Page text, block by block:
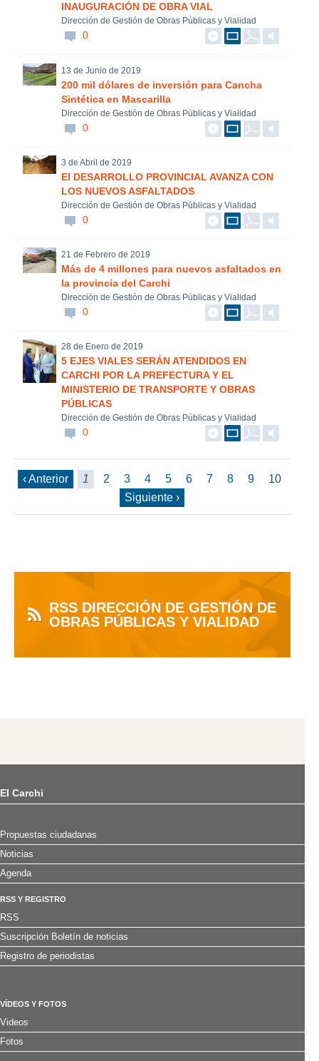
INAUGURACIÓN DE OBRA VIAL
Dirección de Gestión de Obras Públicas y Vialidad
0
13 de Junio de 2019
200 mil dólares de inversión para Cancha
Sintética en Mascarilla
Dirección de Gestión de Obras Públicas y Vialidad
0
3 de Abril de 2019
El DESARROLLO PROVINCIAL AVANZA CON
LOS NUEVOS ASFALTADOS
Dirección de Gestión de Obras Públicas y Vialidad
0
21 de Febrero de 2019
Más de 4 millones para nuevos asfaltados en
la provincia del Carchi
Dirección de Gestión de Obras Públicas y Vialidad
0
28 de Enero de 2019
5 EJES VIALES SERÁN ATENDIDOS EN
CARCHI POR LA PREFECTURA Y EL
MINISTERIO DE TRANSPORTE Y OBRAS
PÚBLICAS
Dirección de Gestión de Obras Públicas y Vialidad
0
‹ Anterior 1 2 3 4 5 6 7 8 9
10
Siguiente ›
RSS DIRECCIÓN DE GESTIÓN DE
OBRAS PÚBLICAS Y VIALIDAD
El Carchi
Propuestas ciudadanas
Noticias
Agenda
RSS Y REGISTRO
RSS
Suscripción Boletín de noticias
Registro de periodistas
VÍDEOS Y FOTOS
Videos
Fotos